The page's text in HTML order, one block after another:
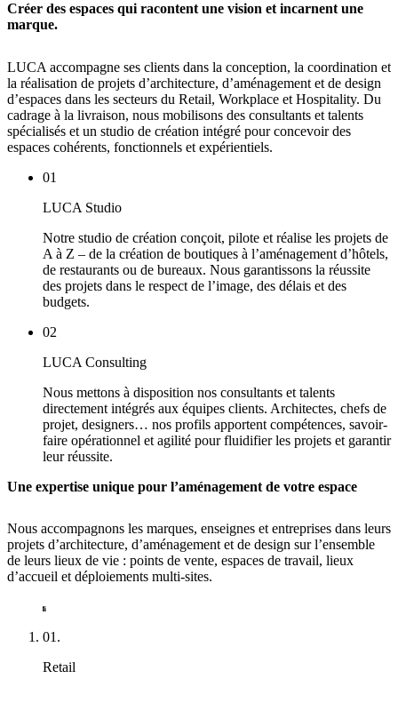
Créer des espaces qui racontent une vision et incarnent une
marque.
LUCA accompagne ses clients dans la conception, la coordination et
la réalisation de projets d’architecture, d’aménagement et de design
d’espaces dans les secteurs du Retail, Workplace et Hospitality. Du
cadrage à la livraison, nous mobilisons des consultants et talents
spécialisés et un studio de création intégré pour concevoir des
espaces cohérents, fonctionnels et expérientiels.
01
LUCA Studio
Notre studio de création conçoit, pilote et réalise les projets de
A à Z – de la création de boutiques à l’aménagement d’hôtels,
de restaurants ou de bureaux. Nous garantissons la réussite
des projets dans le respect de l’image, des délais et des
budgets.
02
LUCA Consulting
Nous mettons à disposition nos consultants et talents
directement intégrés aux équipes clients. Architectes, chefs de
projet, designers… nos profils apportent compétences, savoir-
faire opérationnel et agilité pour fluidifier les projets et garantir
leur réussite.
Une expertise unique pour l’aménagement de votre espace
Nous accompagnons les marques, enseignes et entreprises dans leurs
projets d’architecture, d’aménagement et de design sur l’ensemble
de leurs lieux de vie : points de vente, espaces de travail, lieux
d’accueil et déploiements multi-sites.
01.
Retail